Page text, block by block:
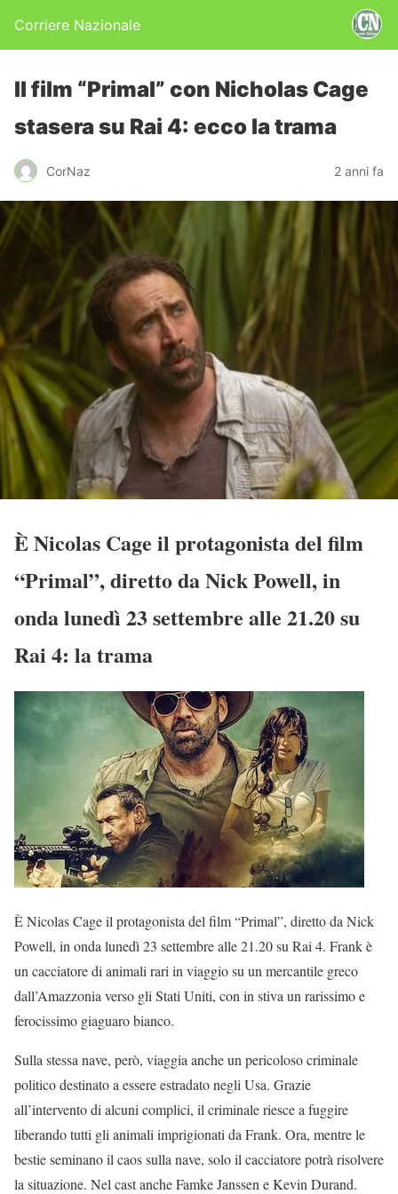
Corriere Nazionale
Il film “Primal” con Nicholas Cage
stasera su Rai 4: ecco la trama
CorNaz 2 anni fa
È Nicolas Cage il protagonista del film
“Primal”, diretto da Nick Powell, in
onda lunedì 23 settembre alle 21.20 su
Rai 4: la trama
È Nicolas Cage il protagonista del film “Primal”, diretto da Nick
Powell, in onda lunedì 23 settembre alle 21.20 su Rai 4. Frank è
un cacciatore di animali rari in viaggio su un mercantile greco
dall’Amazzonia verso gli Stati Uniti, con in stiva un rarissimo e
ferocissimo giaguaro bianco.
Sulla stessa nave, però, viaggia anche un pericoloso criminale
politico destinato a essere estradato negli Usa. Grazie
all’intervento di alcuni complici, il criminale riesce a fuggire
liberando tutti gli animali imprigionati da Frank. Ora, mentre le
bestie seminano il caos sulla nave, solo il cacciatore potrà risolvere
la situazione. Nel cast anche Famke Janssen e Kevin Durand.